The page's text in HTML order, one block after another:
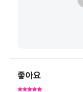
좋아요